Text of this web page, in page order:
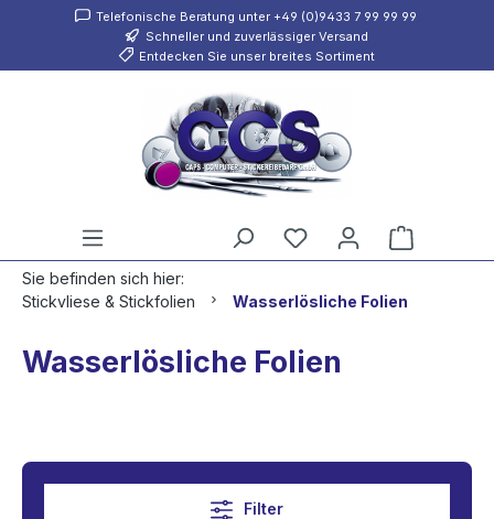
springenTelefonische Beratung unter +49 (0)9433 7 99 99 99
Schneller und zuverlässiger Versand
Entdecken Sie unser breites Sortiment
Sie befinden sich hier:
Stickvliese & Stickfolien
Wasserlösliche Folien
Wasserlösliche Folien
Filter